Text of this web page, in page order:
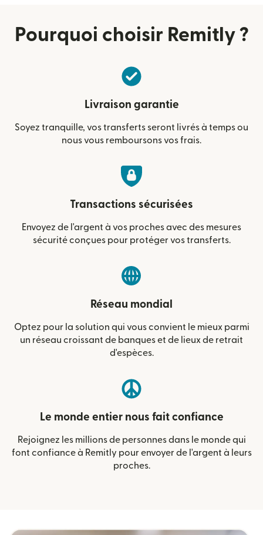
Pourquoi choisir Remitly ?
Livraison garantie
Soyez tranquille, vos transferts seront livrés à temps ou
nous vous remboursons vos frais.
Transactions sécurisées
Envoyez de l'argent à vos proches avec des mesures
sécurité conçues pour protéger vos transferts.
Réseau mondial
Optez pour la solution qui vous convient le mieux parmi
un réseau croissant de banques et de lieux de retrait
d'espèces.
Le monde entier nous fait confiance
Rejoignez les millions de personnes dans le monde qui
font confiance à Remitly pour envoyer de l'argent à leurs
proches.